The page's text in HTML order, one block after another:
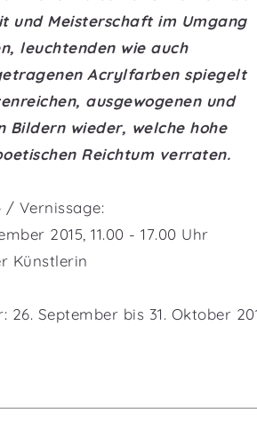
und Meisterschaft im Umgang
leuchtenden wie auch
Acrylfarben spiegelt
ausgewogenen und
Bildern wieder, welche hohe
Reichtum verraten.
/ Vernissage:
2015, 11.00 - 17.00 Uhr
Künstlerin
26. September bis 31. Oktober